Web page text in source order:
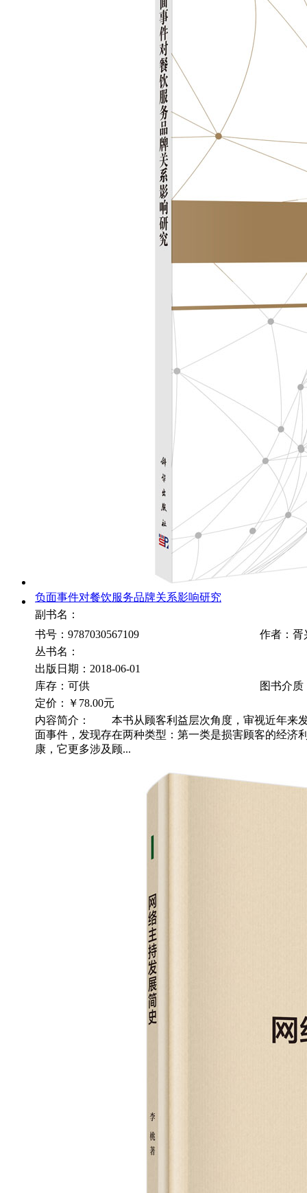
负面事件对餐饮服务品牌关系影响研究
副书名：
书号：9787030567109
作者：胥
丛书名：
出版日期：2018-06-01
库存：可供
图书介质
定价：
￥78.00元
内容简介： 本书从顾客利益层次角度，审视近年来
面事件，发现存在两种类型：第一类是损害顾客的经济
康，它更多涉及顾...